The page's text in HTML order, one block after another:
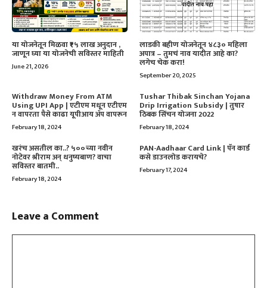
या योजनेतून मिळवा ₹१५ लाख अनुदान ,
जाणून घ्या या योजनेची सविस्तर माहिती
June 21, 2026
लाडकी बहीण योजनेतून ४८३० महिला
अपात्र – तुमचं नाव यादीत आहे का?
लगेच चेक करा!
September 20, 2025
Withdraw Money From ATM
Using UPI App | एटीएम मधून एटीएम
न वापरता पैसे काढा यूपीआय ॲप वापरून
February 18, 2024
Tushar Thibak Sinchan Yojana
Drip Irrigation Subsidy | तुषार
ठिबक सिंचन योजना 2022
February 18, 2024
खरंच असतील का..? ५००च्या नवीन
नोटेवर श्रीराम अन् धनुष्यबाण? वाचा
सविस्तर बातमी..
February 18, 2024
PAN-Aadhaar Card Link | पॅन कार्ड
कसे डाउनलोड करायचे?
February 17, 2024
Leave a Comment